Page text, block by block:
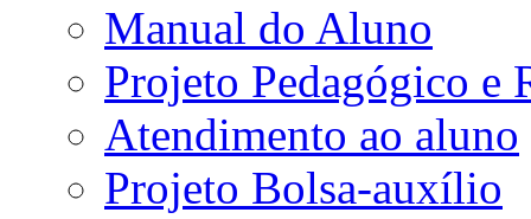
Manual do Aluno
Projeto Pedagógico e
Atendimento ao aluno
Projeto Bolsa-auxílio